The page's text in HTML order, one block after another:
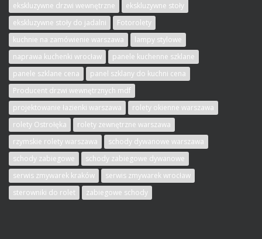
ekskluzywne drzwi wewnętrzne
ekskluzywne stoły
ekskluzywne stoły do jadalni
Fotorolety
kuchnie na zamówienie warszawa
lampy stylowe
naprawa kuchenki wrocław
panele kuchenne szklane
panele szklane cena
panel szklany do kuchni cena
Producent drzwi wewnętrznych mdf
projektowanie łazienki warszawa
rolety okienne warszawa
rolety Ostrołęka
rolety zewnętrzne warszawa
rzymskie rolety warszawa
schody dywanowe warszawa
schody zabiegowe
schody zabiegowe dywanowe
serwis zmywarek kraków
serwis zmywarek wrocław
sterowniki do rolet
zabiegowe schody